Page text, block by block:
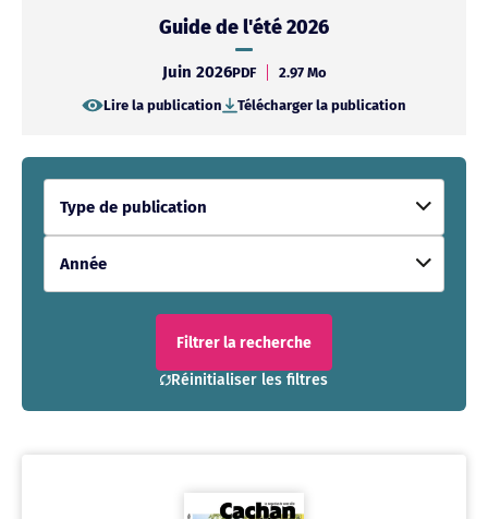
Guide de l'été 2026
Juin 2026PDF 2.97 Mo
Lire la publication Télécharger la publication
PDF 530.99 Ko
PDF 919.35 Ko
Type de publication
Année
Filtrer la recherche
Réinitialiser les filtres